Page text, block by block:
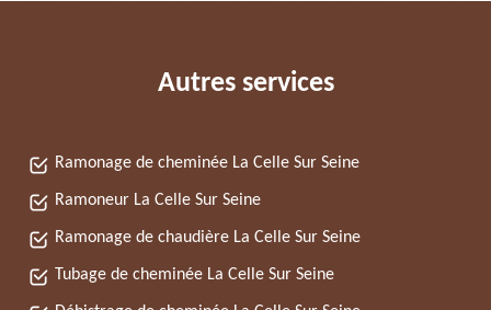
Autres services
Ramonage de cheminée La Celle Sur Seine
Ramoneur La Celle Sur Seine
Ramonage de chaudière La Celle Sur Seine
Tubage de cheminée La Celle Sur Seine